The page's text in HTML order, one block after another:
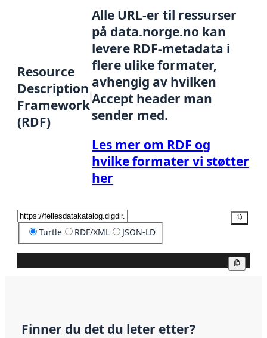
Resource
Description
Framework
(RDF)
Alle URL-er til ressurser
på data.norge.no kan
levere RDF-metadata i
flere ulike formater,
avhengig av hvilken
Accept header man
sender med.
Les mer om RDF og
hvilke formater vi støtter
her
Turtle RDF/XML JSON-LD
Finner du det du leter etter?